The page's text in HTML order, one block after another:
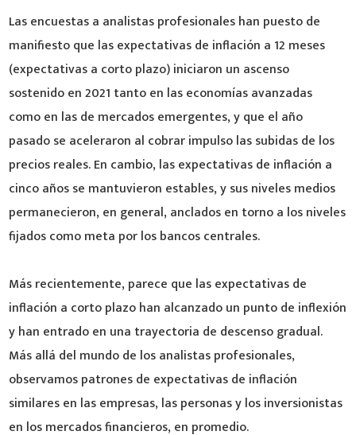
Las encuestas a analistas profesionales han puesto de
manifiesto que las expectativas de inflación a 12 meses
(expectativas a corto plazo) iniciaron un ascenso
sostenido en 2021 tanto en las economías avanzadas
como en las de mercados emergentes, y que el año
pasado se aceleraron al cobrar impulso las subidas de los
precios reales. En cambio, las expectativas de inflación a
cinco años se mantuvieron estables, y sus niveles medios
permanecieron, en general, anclados en torno a los niveles
fijados como meta por los bancos centrales.
Más recientemente, parece que las expectativas de
inflación a corto plazo han alcanzado un punto de inflexión
y han entrado en una trayectoria de descenso gradual.
Más allá del mundo de los analistas profesionales,
observamos patrones de expectativas de inflación
similares en las empresas, las personas y los inversionistas
en los mercados financieros, en promedio.